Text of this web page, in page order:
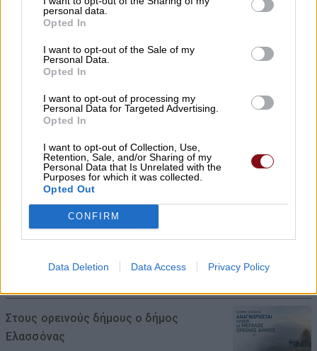
personal data.
Opted In
I want to opt-out of the Sale of my
Personal Data.
Opted In
I want to opt-out of processing my
Personal Data for Targeted Advertising.
Opted In
I want to opt-out of Collection, Use,
Retention, Sale, and/or Sharing of my
Personal Data that Is Unrelated with the
Purposes for which it was collected.
Opted Out
CONFIRM
Data Deletion Data Access Privacy Policy
10/08/2026 , 8:00
Επικίνδυνος λόγω έλλειψης φωτισμού ο
δρόμος Τυρνάβου – Αμπελώνα
09/08/2026 , 21:05
στα αντίγραφα ασφαλείας φωτογραφιών
09/08/2026 , 20:56
Θλίψη για τον θάνατο του 57χρονου
Νικολάου Τσιλιμίγκα – Αύριο Δευτέρα
Στους ορεινούς δήμους ο δήμος
Ελασσόνας